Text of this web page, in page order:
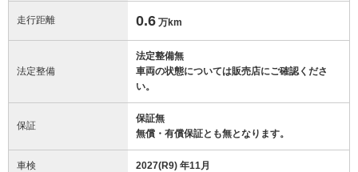
走行距離 0.6 万km
法定整備
法定整備無
車両の状態については販売店にご確認くださ
い。
保証
保証無
無償・有償保証とも無となります。
車検 2027(R9) 年11月